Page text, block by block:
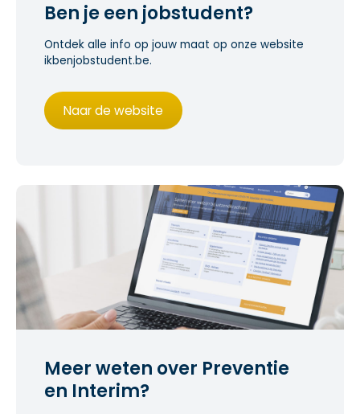
Ben je een jobstudent?
Ontdek alle info op jouw maat op onze website
ikbenjobstudent.be.
Naar de website
Meer weten over Preventie
en Interim?